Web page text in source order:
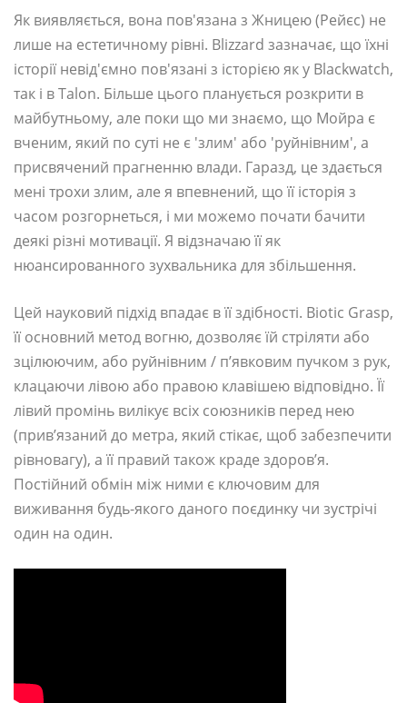
Як виявляється, вона пов'язана з Жницею (Рейєс) не
лише на естетичному рівні. Blizzard зазначає, що їхні
історії невід'ємно пов'язані з історією як у Blackwatch,
так і в Talon. Більше цього планується розкрити в
майбутньому, але поки що ми знаємо, що Мойра є
вченим, який по суті не є 'злим' або 'руйнівним', а
присвячений прагненню влади. Гаразд, це здається
мені трохи злим, але я впевнений, що її історія з
часом розгорнеться, і ми можемо почати бачити
деякі різні мотивації. Я відзначаю її як
нюансированного зухвальника для збільшення.
Цей науковий підхід впадає в її здібності. Biotic Grasp,
її основний метод вогню, дозволяє їй стріляти або
зцілюючим, або руйнівним / п’явковим пучком з рук,
клацаючи лівою або правою клавішею відповідно. Її
лівий промінь вилікує всіх союзників перед нею
(прив’язаний до метра, який стікає, щоб забезпечити
рівновагу), а її правий також краде здоров’я.
Постійний обмін між ними є ключовим для
виживання будь-якого даного поєдинку чи зустрічі
один на один.